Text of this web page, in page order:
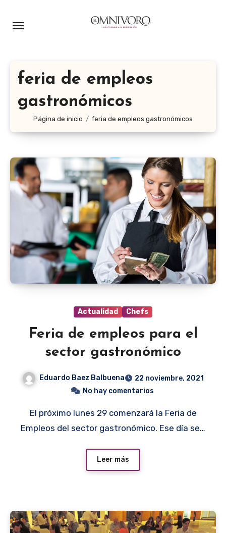
feria de empleos
gastronómicos
Página de inicio feria de empleos gastronómicos
Actualidad Chefs
Feria de empleos para el
sector gastronómico
Eduardo Baez Balbuena
22 noviembre, 2021
No hay comentarios
El próximo lunes 29 comenzará la Feria de
Empleos del sector gastronómico. Ese día se…
Leer más